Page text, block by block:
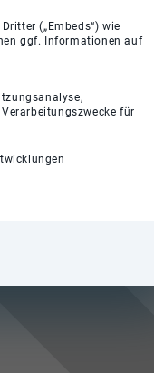
(„Embeds“) wie
ggf. Informationen auf
für